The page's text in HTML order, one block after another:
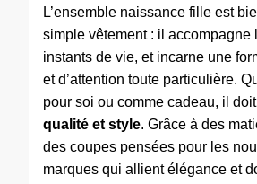
L’ensemble naissance fille est
simple vêtement : il accompagne
instants de vie, et incarne une
et d’attention toute particulière.
pour soi ou comme cadeau, il
qualité et style. Grâce à des
des coupes pensées pour les
marques qui allient élégance et